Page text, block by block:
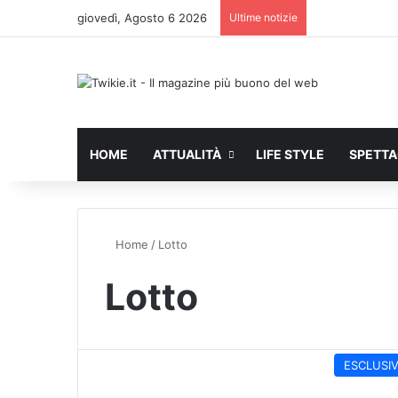
giovedì, Agosto 6 2026 Ultime notizie
HOME ATTUALITÀ LIFE STYLE
Home / Lotto
Lotto